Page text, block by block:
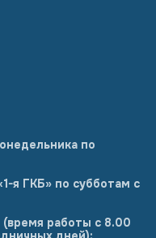
по
я ГКБ» по субботам с
(время работы с 8.00